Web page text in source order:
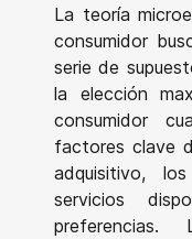
La teoría
consumidor
serie de
la elección
consumidor
factores clave
adquisitivo,
servicios